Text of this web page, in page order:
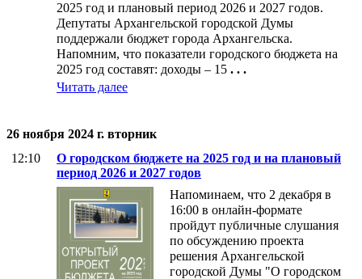
2025 год и плановый период 2026 и 2027 годов.
Депутаты Архангельской городской Думы
поддержали бюджет города Архангельска.
Напомним, что показатели городского бюджета на
2025 год составят: доходы – 15 . . .
Читать далее
26 ноября 2024 г. вторник
12:10
О городском бюджете на 2025 год и на плановый
период 2026 и 2027 годов
Напоминаем, что 2 декабря в
16:00 в онлайн-формате
пройдут публичные слушания
по обсуждению проекта
решения Архангельской
городской Думы "О городском